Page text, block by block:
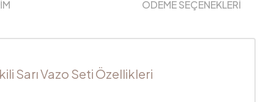
ÖDEME SEÇENEKLERİ
Sarı Vazo Seti Özellikleri